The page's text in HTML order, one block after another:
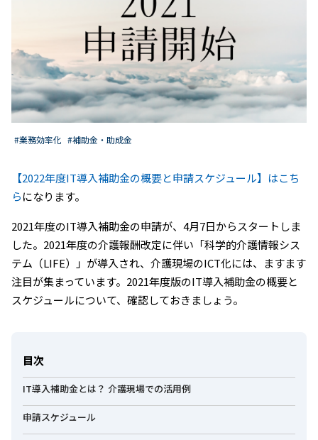
#業務効率化 #補助金・助成金
【2022年度IT導入補助金の概要と申請スケジュール】はこち
らになります。
2021年度のIT導入補助金の申請が、4月7日からスタートしま
した。2021年度の介護報酬改定に伴い「科学的介護情報シス
テム（LIFE）」が導入され、介護現場のICT化には、ますます
注目が集まっています。2021年度版のIT導入補助金の概要と
スケジュールについて、確認しておきましょう。
目次
IT導入補助金とは？ 介護現場での活用例
申請スケジュール